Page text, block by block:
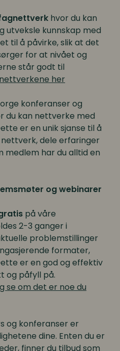
hvor du kan
utveksle kunnskap med
til å påvirke, slik at det
for at nivået og
står godt til
her
konferanser og
du kan nettverke med
er en unik sjanse til å
dele erfaringer
medlem har du alltid en
og webinarer
på våre
2-3 ganger i
problemstillinger
formater,
er en god og effektiv
og påfyll på.
se om det er noe du
og konferanser er
dine. Enten du er
finner du tilbud som